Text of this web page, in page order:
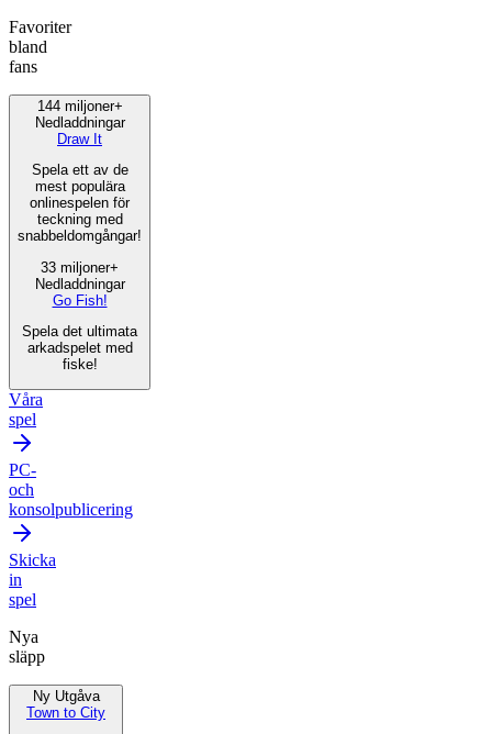
Favoriter
bland
fans
144 miljoner+
Nedladdningar
Draw It
Spela ett av de
mest populära
onlinespelen för
teckning med
snabbeldomgångar!
33 miljoner+
Nedladdningar
Go Fish!
Spela det ultimata
arkadspelet med
fiske!
Våra
spel
PC-
och
konsolpublicering
Skicka
in
spel
Nya
släpp
Ny Utgåva
Town to City